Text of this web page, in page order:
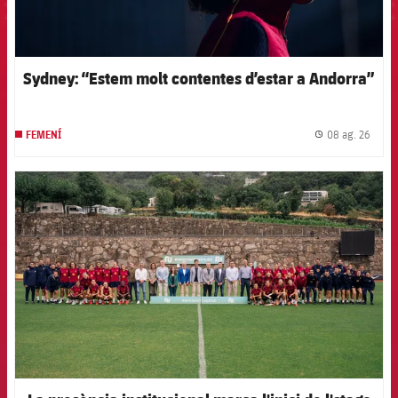
Sydney: “Estem molt contentes d’estar a Andorra”
FEMENÍ 08 ag. 26
FCB Barcelona badge